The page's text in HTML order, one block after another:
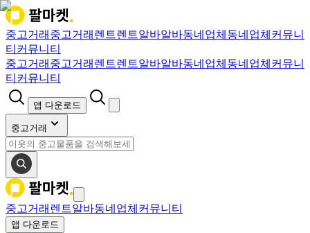
중고거래 중고거래 렌트렌트알바알바동네업체 동네업체 커뮤니
티 커뮤니티
중고거래 중고거래 렌트렌트알바알바동네업체 동네업체 커뮤니
티 커뮤니티
앱 다운로드
중고거래
중고거래 렌트알바동네업체 커뮤니티
앱 다운로드